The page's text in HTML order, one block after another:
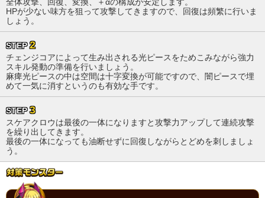
HPが少ない味方を狙って攻撃してきますので、回復は頻繁に行いま
しょう。
STEP2
チェンジコアによって生み出される光ピースをためこみながら強力
スキル発動の準備を行いましょう。
麻痺光ピースの中は空間は十字変換が可能ですので、闇ピースで埋
めて一気に消すというのも有効な手です。
STEP3
スケアクロウは最後の一体になりますと攻撃力アップして連続攻撃
を繰り出してきます。
最後の一体になっても油断せずに回復しながらとどめを刺しましょ
う。